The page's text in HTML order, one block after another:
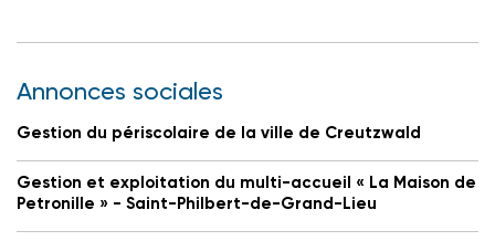
Annonces sociales
Gestion du périscolaire de la ville de Creutzwald
Gestion et exploitation du multi-accueil « La Maison de
Petronille » - Saint-Philbert-de-Grand-Lieu